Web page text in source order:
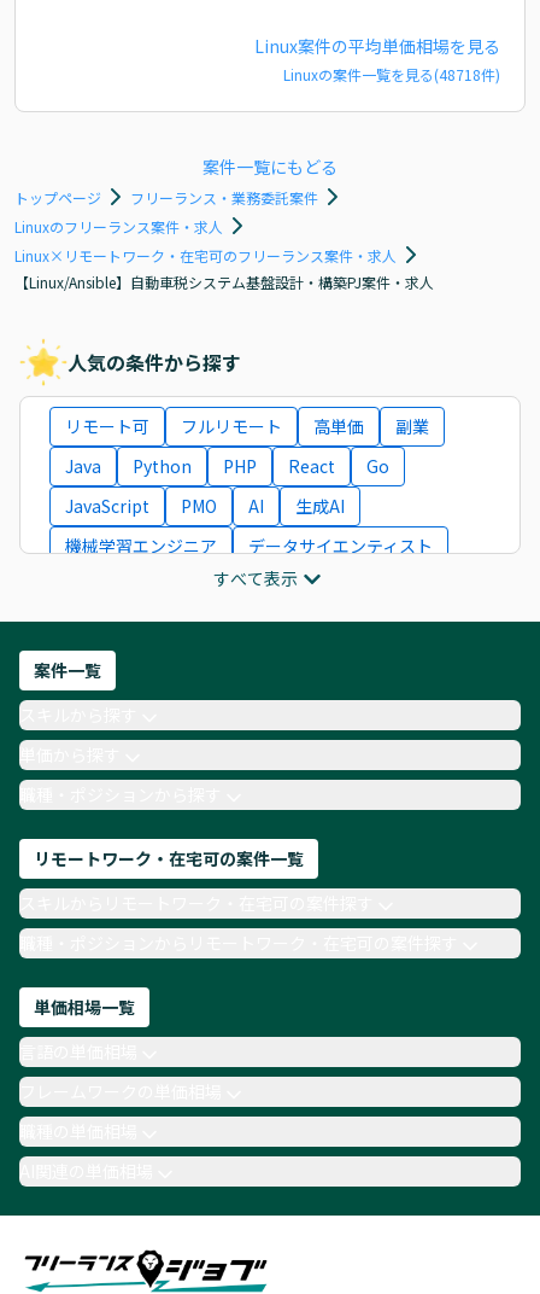
Linux案件の平均単価相場を見る
Linuxの案件一覧を見る(48718件)
案件一覧にもどる
トップページ
フリーランス・業務委託案件
Linuxのフリーランス案件・求人
Linux×リモートワーク・在宅可のフリーランス案件・求人
【Linux/Ansible】自動車税システム基盤設計・構築PJ案件・求人
人気の条件から探す
リモート可 フルリモート 高単価
副業
Java
Python PHP React
Go
JavaScript
PMO AI
生成AI
機械学習エンジニア
データサイエンティスト
ITコンサルタント
フロントエンドエンジニア
ネットワークエンジニア
AIエンジニア
Webデザイナー
月収100万円 業務委託
COBOL
Ruby
TypeScript
Laravel AWS
すべて表示
案件一覧
単価から探す
職種・ポジションから探す
リモートワーク・在宅可の案件一覧
職種・ポジションからリモートワーク・在宅可の案件探す
単価相場一覧
職種の単価相場
AI関連の単価相場